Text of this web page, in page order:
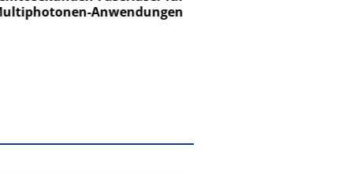
Anwendungen